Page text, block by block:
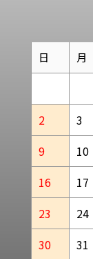
日 月
2
3
9
10
16
17
23
24
30
31